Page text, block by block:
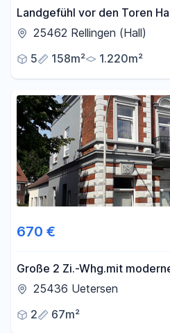
Landgefühl vor den Toren
Mensch & Tier/
25462 Rellingen (Hall)
5
158m² 1.220m²
670 €
Große 2 Zi.-Whg.mit
25436 Uetersen
2
67m²